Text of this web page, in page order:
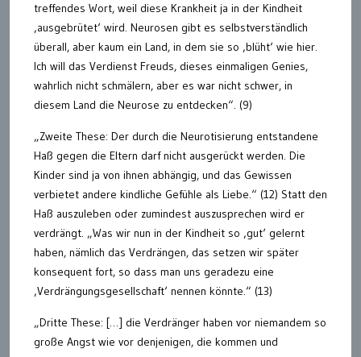
treffendes Wort, weil diese Krankheit ja in der Kindheit
‚ausgebrütet‘ wird. Neurosen gibt es selbstverständlich
überall, aber kaum ein Land, in dem sie so ‚blüht‘ wie hier.
Ich will das Verdienst Freuds, dieses einmaligen Genies,
wahrlich nicht schmälern, aber es war nicht schwer, in
diesem Land die Neurose zu entdecken“. (9)
„Zweite These: Der durch die Neurotisierung entstandene
Haß gegen die Eltern darf nicht ausgerückt werden. Die
Kinder sind ja von ihnen abhängig, und das Gewissen
verbietet andere kindliche Gefühle als Liebe.“ (12) Statt den
Haß auszuleben oder zumindest auszusprechen wird er
verdrängt. „Was wir nun in der Kindheit so ‚gut‘ gelernt
haben, nämlich das Verdrängen, das setzen wir später
konsequent fort, so dass man uns geradezu eine
‚Verdrängungsgesellschaft‘ nennen könnte.“ (13)
„Dritte These: […] die Verdränger haben vor niemandem so
große Angst wie vor denjenigen, die kommen und